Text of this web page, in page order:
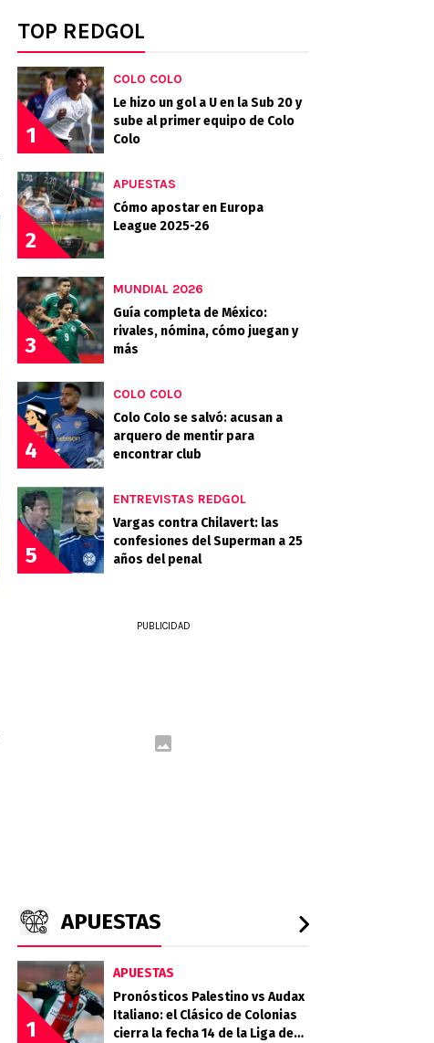
TOP REDGOL
1
COLO COLO
Le hizo un gol a U en la Sub 20 y
sube al primer equipo de Colo
Colo
2
APUESTAS
Cómo apostar en Europa
League 2025-26
3
MUNDIAL 2026
Guía completa de México:
rivales, nómina, cómo juegan y
más
4
COLO COLO
Colo Colo se salvó: acusan a
arquero de mentir para
encontrar club
5
ENTREVISTAS REDGOL
Vargas contra Chilavert: las
confesiones del Superman a 25
años del penal
PUBLICIDAD
APUESTAS
1
APUESTAS
Pronósticos Palestino vs Audax
Italiano: el Clásico de Colonias
cierra la fecha 14 de la Liga de